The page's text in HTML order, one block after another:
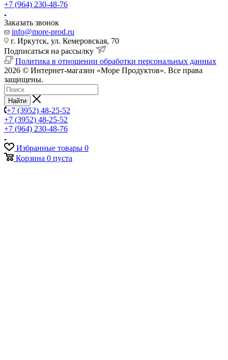
+7 (964) 230-48-76
Заказать звонок
info@more-prod.ru
г. Иркутск, ул. Кемеровская, 70
Подписаться на рассылку
Политика в отношении обработки персональных данных
2026 © Интернет-магазин «Море Продуктов». Все права
защищены.
Найти
+7 (3952) 48-25-52
+7 (3952) 48-25-52
+7 (964) 230-48-76
Избранные товары 0
Корзина 0 пуста